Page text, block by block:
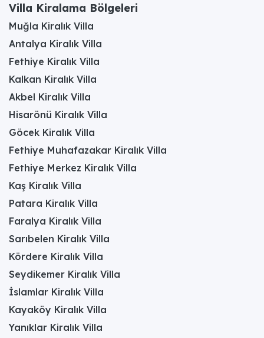
Villa Kiralama Bölgeleri
Muğla Kiralık Villa
Antalya Kiralık Villa
Fethiye Kiralık Villa
Kalkan Kiralık Villa
Akbel Kiralık Villa
Hisarönü Kiralık Villa
Göcek Kiralık Villa
Fethiye Muhafazakar Kiralık Villa
Fethiye Merkez Kiralık Villa
Kaş Kiralık Villa
Patara Kiralık Villa
Faralya Kiralık Villa
Sarıbelen Kiralık Villa
Kördere Kiralık Villa
Seydikemer Kiralık Villa
İslamlar Kiralık Villa
Kayaköy Kiralık Villa
Yanıklar Kiralık Villa